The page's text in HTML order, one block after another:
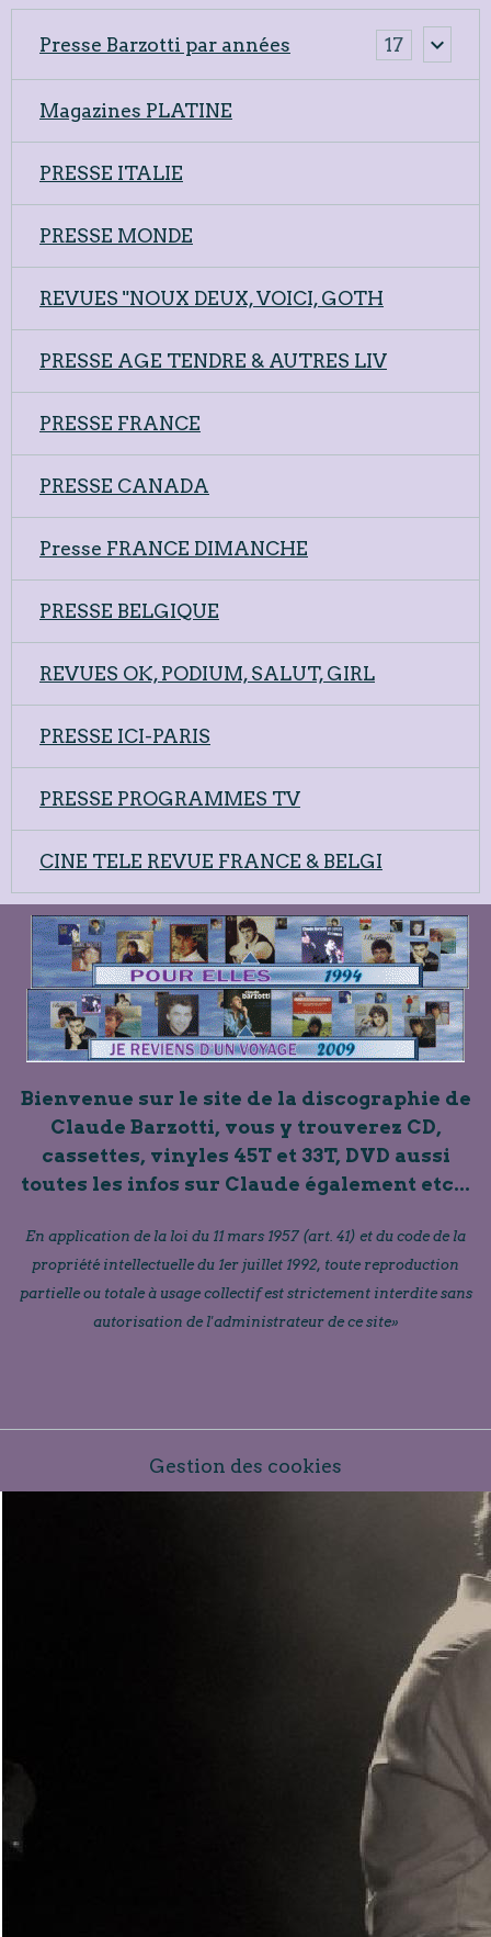
Presse Barzotti par années 17
Magazines PLATINE
PRESSE ITALIE
PRESSE MONDE
REVUES "NOUX DEUX, VOICI, GOTH
PRESSE AGE TENDRE & AUTRES LIV
PRESSE FRANCE
PRESSE CANADA
Presse FRANCE DIMANCHE
PRESSE BELGIQUE
REVUES OK, PODIUM, SALUT, GIRL
PRESSE ICI-PARIS
PRESSE PROGRAMMES TV
CINE TELE REVUE FRANCE & BELGI
Bienvenue sur le site de la discographie de
Claude Barzotti, vous y trouverez CD,
cassettes, vinyles 45T et 33T, DVD aussi
toutes les infos sur Claude également etc...
En application de la loi du 11 mars 1957 (art. 41) et du code de la
propriété intellectuelle du 1er juillet 1992, toute reproduction
partielle ou totale à usage collectif est strictement interdite sans
autorisation de l'administrateur de ce site»
Gestion des cookies